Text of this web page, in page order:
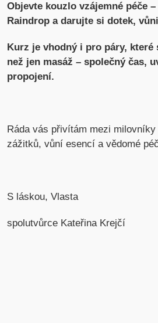
Objevte kouzlo vzájemné péče
Raindrop a darujte si dotek,
Kurz je vhodný i pro páry,
než jen masáž – společný čas,
propojení.
Ráda vás přivítám mezi
zážitků, vůní esencí a vědomé
S láskou, Vlasta
spolutvůrce Kateřina Krejčí